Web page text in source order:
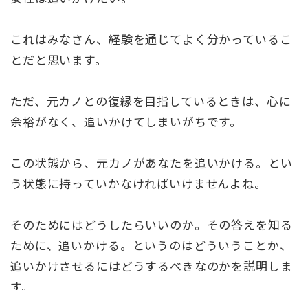
これはみなさん、経験を通じてよく分かっているこ
とだと思います。
ただ、元カノとの復縁を目指しているときは、心に
余裕がなく、追いかけてしまいがちです。
この状態から、元カノがあなたを追いかける。とい
う状態に持っていかなければいけませんよね。
そのためにはどうしたらいいのか。その答えを知る
ために、追いかける。というのはどういうことか、
追いかけさせるにはどうするべきなのかを説明しま
す。